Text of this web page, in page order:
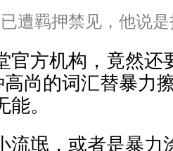
遭羁押禁见，他说
官方机构，竟然还
高尚的词汇替暴力
。
流氓，或者是暴力